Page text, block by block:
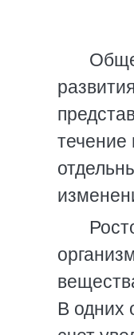
течение
В одних